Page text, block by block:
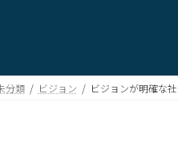
分類 ビジョン ビジョンが明確な